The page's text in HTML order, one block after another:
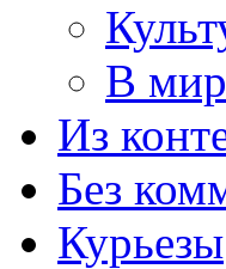
В
Из
Без
Курьезы